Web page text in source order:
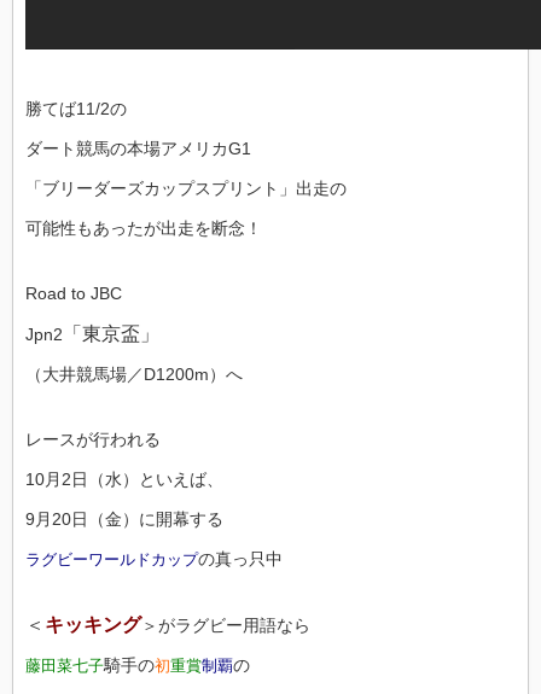
勝てば11/2の
ダート競馬の本場アメリカG1
「ブリーダーズカップスプリント」出走の
可能性もあったが出走を断念！
Road to JBC
Jpn2 「東京盃」
（大井競馬場／D1200m）へ
レースが行われる
10月2日（水）といえば、
9月20日（金）に開幕する
ラグビーワールドカップの真っ只中
＜ キッキング＞がラグビー用語なら
藤田菜七子騎手の初重賞制覇の